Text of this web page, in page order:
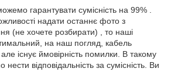
гарантувати сумісність на 99% .
надати останнє фото з
(не хочете розбирати) , то наші
на наш погляд, кабель
існує ймовірність помилки. В такому
відповідальність за сумісність. Ви